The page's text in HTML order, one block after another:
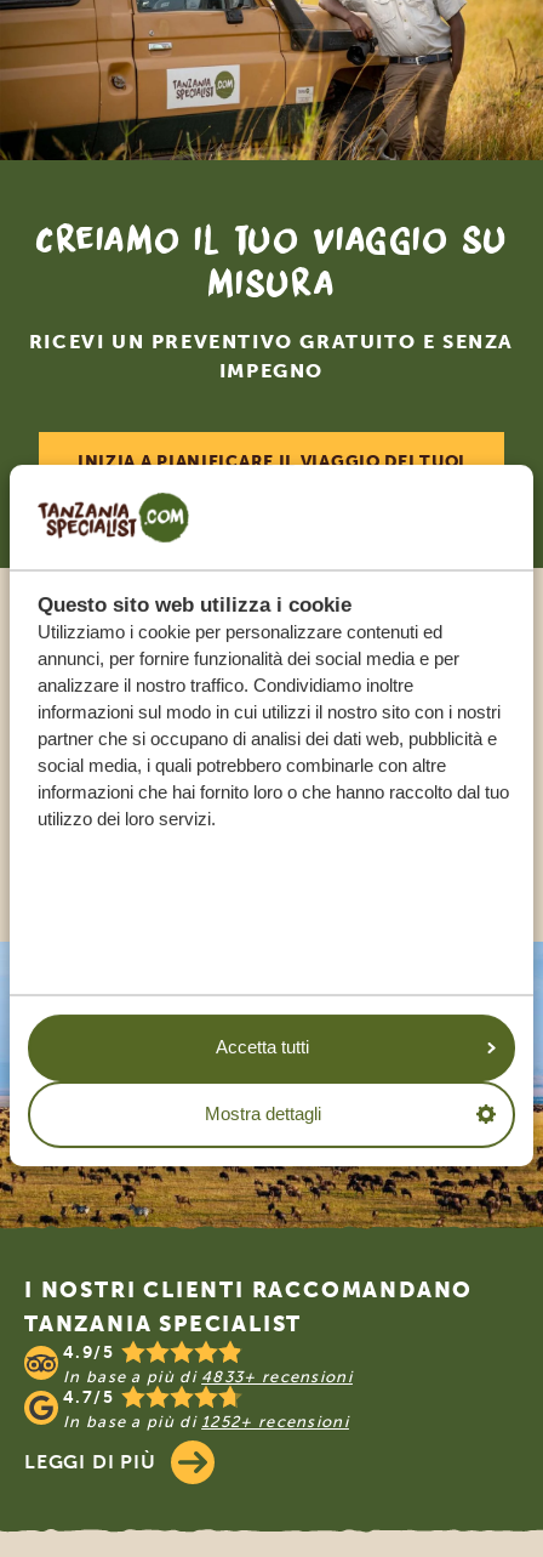
Questo sito web utilizza i cookie
Utilizziamo i cookie per personalizzare contenuti ed
annunci, per fornire funzionalità dei social media e per
analizzare il nostro traffico. Condividiamo inoltre
informazioni sul modo in cui utilizzi il nostro sito con i nostri
partner che si occupano di analisi dei dati web, pubblicità e
social media, i quali potrebbero combinarle con altre
informazioni che hai fornito loro o che hanno raccolto dal tuo
utilizzo dei loro servizi.
Accetta tutti
Mostra dettagli
Creiamo il tuo viaggio su
misura
RICEVI UN PREVENTIVO GRATUITO E SENZA
IMPEGNO
INIZIA A PIANIFICARE IL VIAGGIO DEI TUOI
Chiama un esperto
I NOSTRI SPECIALISTI SONO QUI PER TE
IT:+39 0282955597
Footer
I NOSTRI CLIENTI RACCOMANDANO
TANZANIA SPECIALIST
4.9/5
In base a più di 4833+ recensioni
4.7/5
In base a più di 1252+ recensioni
LEGGI DI PIÙ